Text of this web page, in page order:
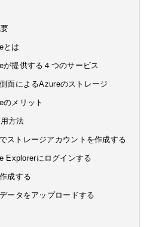
とは
が提供する４つのサービス
面によるAzureのストレージ
メリット
方法
ストレージアカウントを作成する
Explorerにログインする
成する
ータをアップロードする